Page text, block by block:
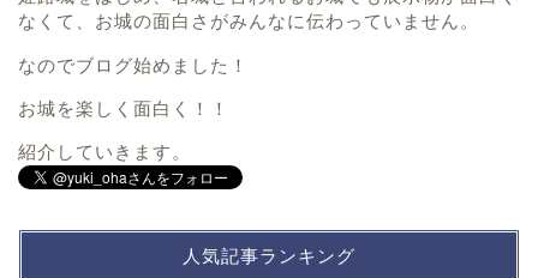
なくて、お城の面白さがみんなに伝わっていません。
なのでブログ始めました！
お城を楽しく面白く！！
紹介していきます。
人気記事ランキング